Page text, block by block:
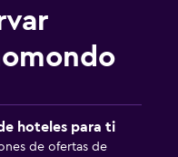
hoteles para ti
de ofertas de